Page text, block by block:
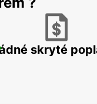
skryté